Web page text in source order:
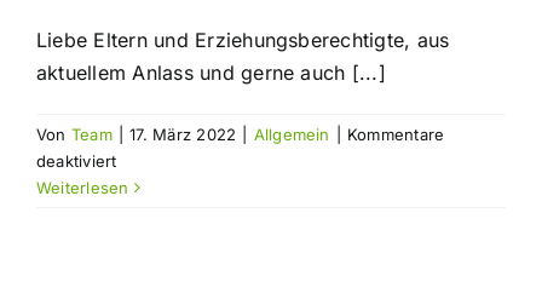
Liebe Eltern und Erziehungsberechtigte, aus
aktuellem Anlass und gerne auch [...]
Von Team 17. März 2022 Allgemein
Kommentare
deaktiviertfür
Das
Weiterlesen